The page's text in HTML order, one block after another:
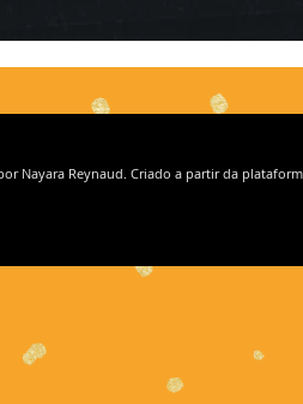
Nayara Reynaud. Criado a partir da